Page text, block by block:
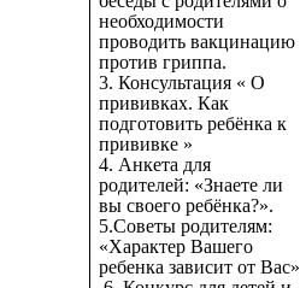
необходимости
проводить вакцинацию
против гриппа.
3. Консультация « О
прививках. Как
подготовить ребёнка к
прививке »
4. Анкета для
родителей: «Знаете ли
вы своего ребёнка?».
5.Советы родителям:
«Характер Вашего
ребенка зависит от Вас»